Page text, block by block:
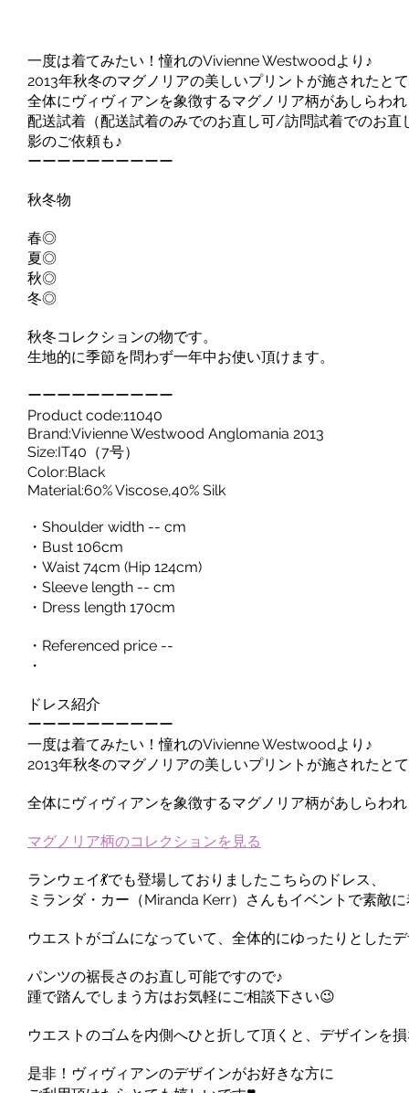
一度は着てみたい！憧れのVivienne Westwoodより♪
2013年秋冬のマグノリアの美しいプリントが施されたと
全体にヴィヴィアンを象徴するマグノリア柄があしらわ
配送試着（配送試着のみでのお直し可/訪問試着でのお
影のご依頼も♪
ーーーーーーーーーー
秋冬物
春◎
夏◎
秋◎
冬◎
秋冬コレクションの物です。
生地的に季節を問わず一年中お使い頂けます。
ーーーーーーーーーー
Product code:11040
Brand:Vivienne Westwood Anglomania 2013
Size:IT40（7号）
Color:Black
Material:60% Viscose,40% Silk
・Shoulder width -- cm
・Bust 106cm
・Waist 74cm (Hip 124cm)
・Sleeve length -- cm
・Dress length 170cm
・Referenced price --
・
ドレス紹介
ーーーーーーーーーー
一度は着てみたい！憧れのVivienne Westwoodより♪
2013年秋冬のマグノリアの美しいプリントが施されたと
全体にヴィヴィアンを象徴するマグノリア柄があしらわ
マグノリア柄のコレクションを見る
ランウェイ💃でも登場しておりましたこちらのドレス、
ミランダ・カー（Miranda Kerr）さんもイベントで素敵
ウエストがゴムになっていて、全体的にゆったりとした
パンツの裾長さのお直し可能ですので♪
踵で踏んでしまう方はお気軽にご相談下さい😉
ウエストのゴムを内側へひと折して頂くと、デザインを
是非！ヴィヴィアンのデザインがお好きな方に